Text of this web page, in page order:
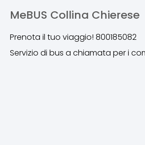
MeBUS Collina Chierese
Prenota il tuo viaggio! 800185082
Servizio di bus a chiamata per i